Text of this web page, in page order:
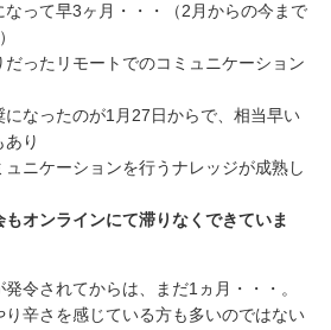
って早3ヶ月・・・（2月からの今まで
ったリモートでのコミュニケーション
なったのが1月27日からで、相当早い
り
ニケーションを行うナレッジが成熟し
オンラインにて滞りなくできていま
令されてからは、まだ1ヵ月・・・。
辛さを感じている方も多いのではない